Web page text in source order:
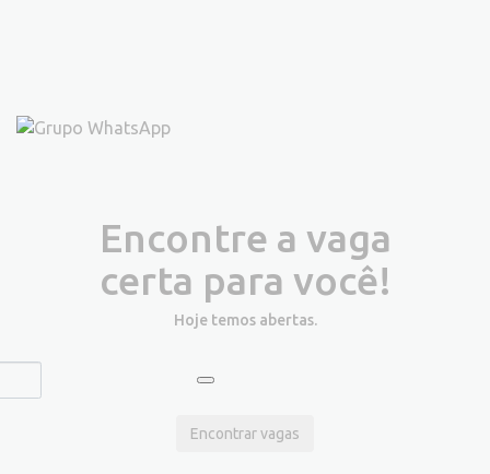
Encontre a vaga
certa para você!
Hoje temos abertas.
Encontrar vagas